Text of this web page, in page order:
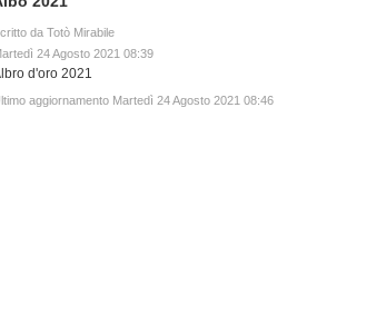
da Totò Mirabile
24 Agosto 2021 08:39
d'oro 2021
aggiornamento Martedì 24 Agosto 2021 08:46